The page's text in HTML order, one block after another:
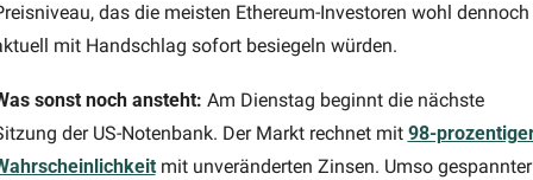
das die meisten Ethereum-Investoren wohl dennoch
mit Handschlag sofort besiegeln würden.
sonst noch ansteht: Am Dienstag beginnt die nächste
der US-Notenbank. Der Markt rechnet mit 98-
mit unveränderten Zinsen. Umso gespannter